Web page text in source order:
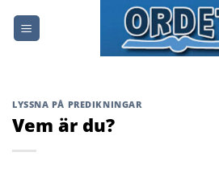
LYSSNA PÅ PREDIKNINGAR
Vem är du?